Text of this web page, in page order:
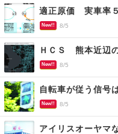
New!! 8/5
ＨＣＳ 熊本近辺
New!! 8/5
New!! 8/5
アイリスオーヤマ